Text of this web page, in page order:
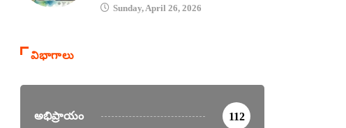
Sunday, April 26, 2026
విభాగాలు
అభిప్రాయం 112